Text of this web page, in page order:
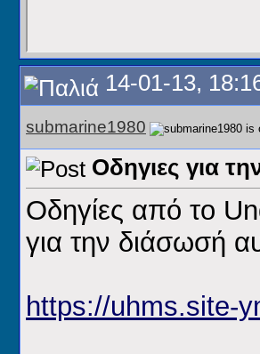
14-01-13,
submarine1980
Οδηγιες για
Οδηγίες από το
για την διάσωσή
https://uhms.site-